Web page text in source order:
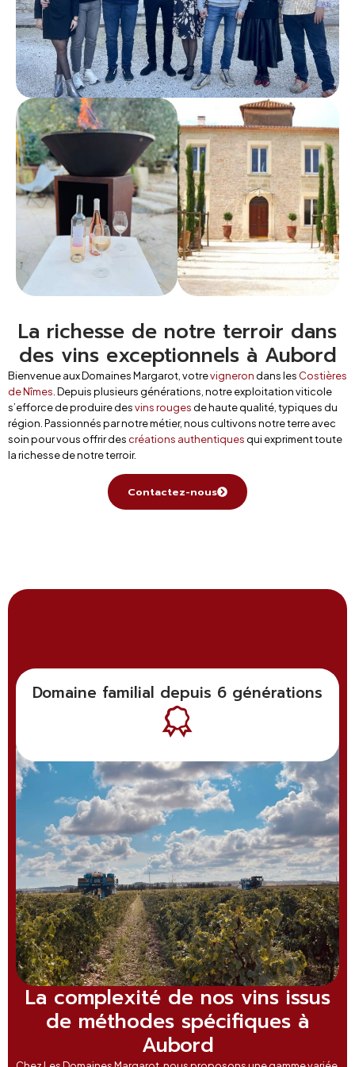
La richesse de notre terroir dans
des vins exceptionnels à Aubord
Bienvenue aux Domaines Margarot, votrevigneron dans les Costières
de Nîmes . Depuis plusieurs générations, notre exploitation viticole
s’efforce de produire desvins rouges de haute qualité, typiques du
région. Passionnés par notre métier, nous cultivons notre terre avec
soin pour vous offrir des créations authentiques qui expriment toute
la richesse de notre terroir.
Contactez-nous
Domaine familial depuis 6 générations
La complexité de nos vins issus
de méthodes spécifiques à
Aubord